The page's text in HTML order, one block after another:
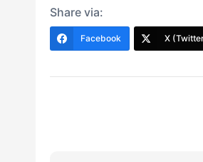
Share via:
Facebook X